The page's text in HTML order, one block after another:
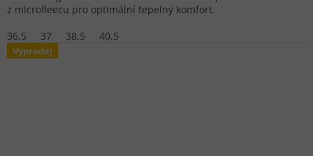
z microfleecu pro optimální tepelný komfort.
36,5
37 38,5 40,5
Výprodej